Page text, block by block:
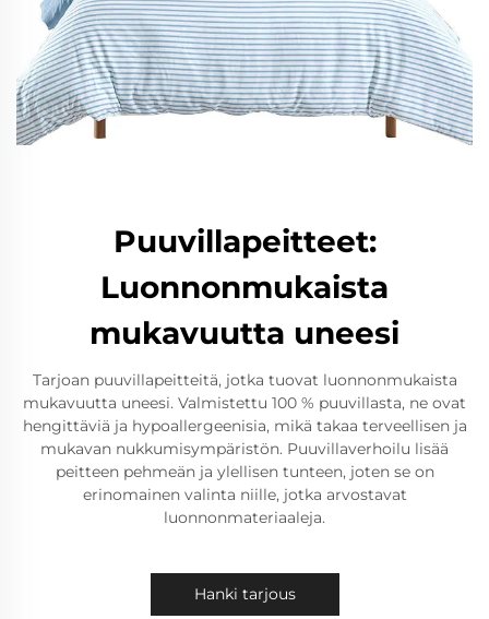
Puuvillapeitteet:
Luonnonmukaista
mukavuutta uneesi
Tarjoan puuvillapeitteitä, jotka tuovat luonnonmukaista
mukavuutta uneesi. Valmistettu 100 % puuvillasta, ne ovat
hengittäviä ja hypoallergeenisia, mikä takaa terveellisen ja
mukavan nukkumisympäristön. Puuvillaverhoilu lisää
peitteen pehmeän ja ylellisen tunteen, joten se on
erinomainen valinta niille, jotka arvostavat
luonnonmateriaaleja.
Hanki tarjous